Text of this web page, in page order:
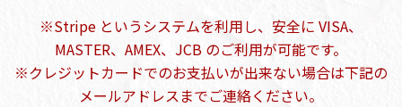
※Stripe というシステムを利用し、安全に VISA、
MASTER、AMEX、JCB のご利用が可能です。
※クレジットカードでのお支払いが出来ない場合は下記の
メールアドレスまでご連絡ください。